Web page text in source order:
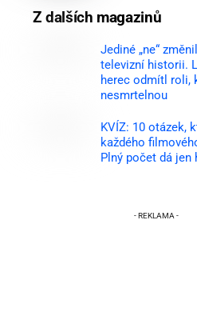
Z dalších magazinů
Jediné „ne“
televizní historii.
herec odmítl roli,
nesmrtelnou
KVÍZ: 10 otázek,
každého
Plný počet dá jen